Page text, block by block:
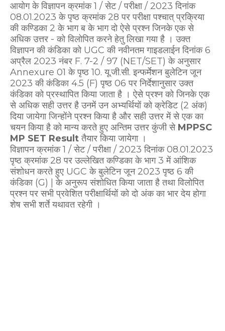
आयोग के विज्ञापन क्रमांक 1 / सेट / परीक्षा / 2023 दिनांक
08.01.2023 के पृष्ठ क्रमांक 28 पर परीक्षा पश्चात् प्रक्रिया
की कण्डिका 2 के भाग ब के भाग दो ऐसे प्रश्न जिनके एक से
अधिक उत्तर - को विलोपित करने हेतु लिखा गया है । उक्त
विज्ञापन की कंडिका को UGC की नवीनतम गाइडलाईन दिनांक 6
अप्रैल 2023 नंबर F. 7-2 / 97 (NET/SET) के अनुसार
Annexure 01 के पृष्ठ 10. यू.जी.सी. इन्फर्मेशन बुलेटिन जून
2023 की कंडिका 4.5 (F) पृष्ठ 06 पर निर्देशानुसार उक्त
कंडिका को प्रस्थापित किया जाता है । ऐसे प्रश्न को जिनके एक
से अधिक सही उत्तर है उनमें उन अभ्यर्थियों को क्रेडिट (2 अंक)
दिया जायेगा जिन्होंने प्रश्न किया है और सही उत्तर में से एक का
चयन किया है को मान्य करते हुए अन्तिम उत्तर कुंजी से MPPSC
MP SET Resultतैयार किया जायेगा ।
विज्ञापन क्रमांक 1 / सेट / परीक्षा / 2023 दिनांक 08.01.2023
पृष्ठ क्रमांक 28 पर उल्लेखित कण्डिका के भाग 3 में आंशिक
संशोधन करते हुए UGC के बुलेटिन जून 2023 पृष्ठ 6 की
कंडिका (G) | के अनुरूप संशोधित किया जाता है तथा विलोपित
प्रश्न पर सभी प्रवेशित परीक्षार्थियों को दो अंक का भार देय होगा
शेष सभी शर्ते यथावत रहेगी ।